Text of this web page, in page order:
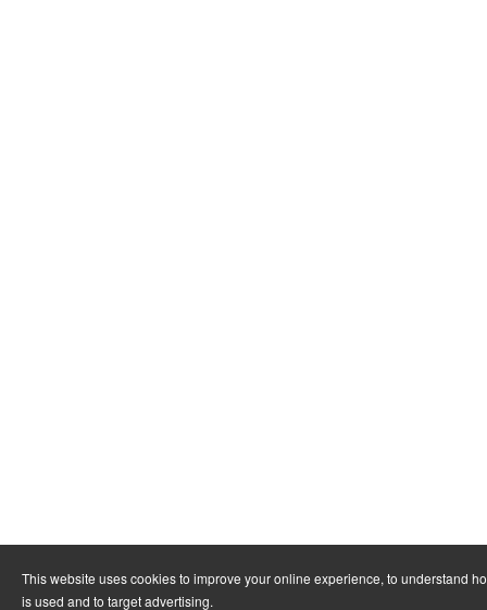
This website uses cookies to improve your online experience, to understand
is used and to target advertising.